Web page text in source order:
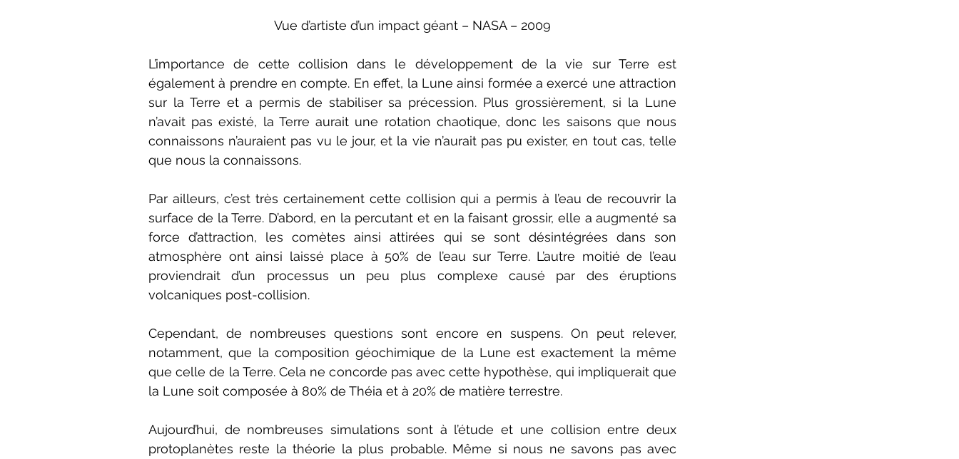
Vue d’artiste d’un impact géant – NASA – 2009
L’importance de cette collision dans le développement de la vie sur Terre est
également à prendre en compte. En effet, la Lune ainsi formée a exercé une attraction
sur la Terre et a permis de stabiliser sa précession. Plus grossièrement, si la Lune
n’avait pas existé, la Terre aurait une rotation chaotique, donc les saisons que nous
connaissons n’auraient pas vu le jour, et la vie n’aurait pas pu exister, en tout cas, telle
que nous la connaissons.
Par ailleurs, c’est très certainement cette collision qui a permis à l’eau de recouvrir la
surface de la Terre. D’abord, en la percutant et en la faisant grossir, elle a augmenté sa
force d’attraction, les comètes ainsi attirées qui se sont désintégrées dans son
atmosphère ont ainsi laissé place à 50% de l’eau sur Terre. L’autre moitié de l’eau
proviendrait d’un processus un peu plus complexe causé par des éruptions
volcaniques post-collision.
Cependant, de nombreuses questions sont encore en suspens. On peut relever,
notamment, que la composition géochimique de la Lune est exactement la même
que celle de la Terre. Cela ne concorde pas avec cette hypothèse, qui impliquerait que
la Lune soit composée à 80% de Théia et à 20% de matière terrestre.
Aujourd’hui, de nombreuses simulations sont à l’étude et une collision entre deux
protoplanètes reste la théorie la plus probable. Même si nous ne savons pas avec